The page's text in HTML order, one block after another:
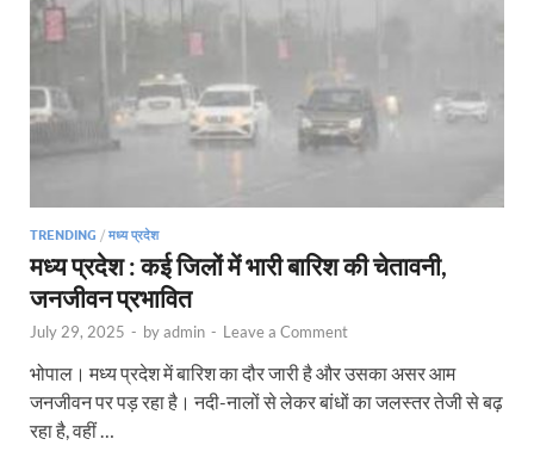
TRENDING / मध्य प्रदेश
मध्य प्रदेश : कई जिलों में भारी बारिश की चेतावनी,
जनजीवन प्रभावित
July 29, 2025 - byadmin - Leave a Comment
भोपाल। मध्य प्रदेश में बारिश का दौर जारी है और उसका असर आम
जनजीवन पर पड़ रहा है। नदी-नालों से लेकर बांधों का जलस्तर तेजी से बढ़
रहा है, वहीं …